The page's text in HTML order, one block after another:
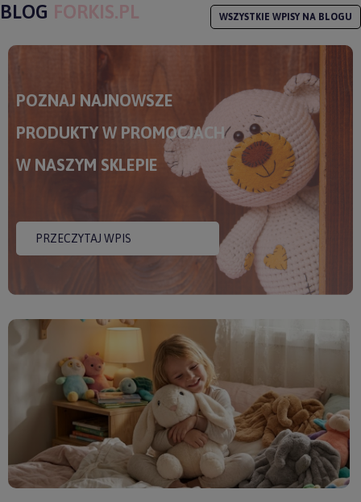
BLOG FORKIS.PL WSZYSTKIE WPISY NA BLOGU
POZNAJ NAJNOWSZE
PRODUKTY W PROMOCJACH
W NASZYM SKLEPIE
PRZECZYTAJ WPIS